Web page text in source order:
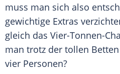
muss man sich also
gewichtige Extras
gleich das Vier-Tonnen-
man trotz der tollen
vier Personen?